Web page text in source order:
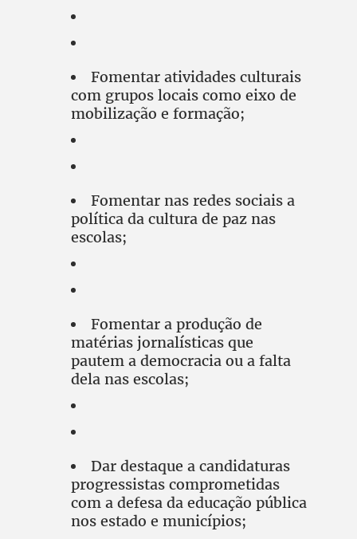
Fomentar atividades culturais
com grupos locais como eixo de
mobilização e formação;
Fomentar nas redes sociais a
política da cultura de paz nas
escolas;
Fomentar a produção de
matérias jornalísticas que
pautem a democracia ou a falta
dela nas escolas;
Dar destaque a candidaturas
progressistas comprometidas
com a defesa da educação pública
nos estado e municípios;